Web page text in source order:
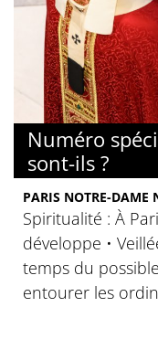
Numéro
sont-ils ?
PARIS NOTRE-DAME
Spiritualité : À
développe •
temps du
entourer les